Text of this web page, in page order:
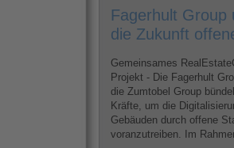
Fagerhult Group
die Zukunft
Gemeinsames
Projekt - Die Fagerhult
die Zumtobel Group
Kräfte, um die
Gebäuden durch offene
voranzutreiben. Im